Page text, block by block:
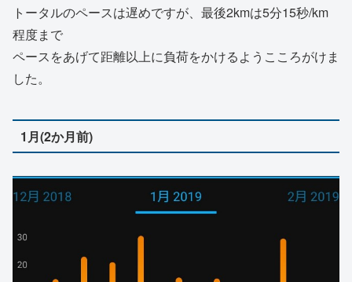
トータルのペースは遅めですが、最後2kmは5分15秒/km
程度まで
ペースをあげて距離以上に負荷をかけるようこころがけま
した。
1月(2か月前)